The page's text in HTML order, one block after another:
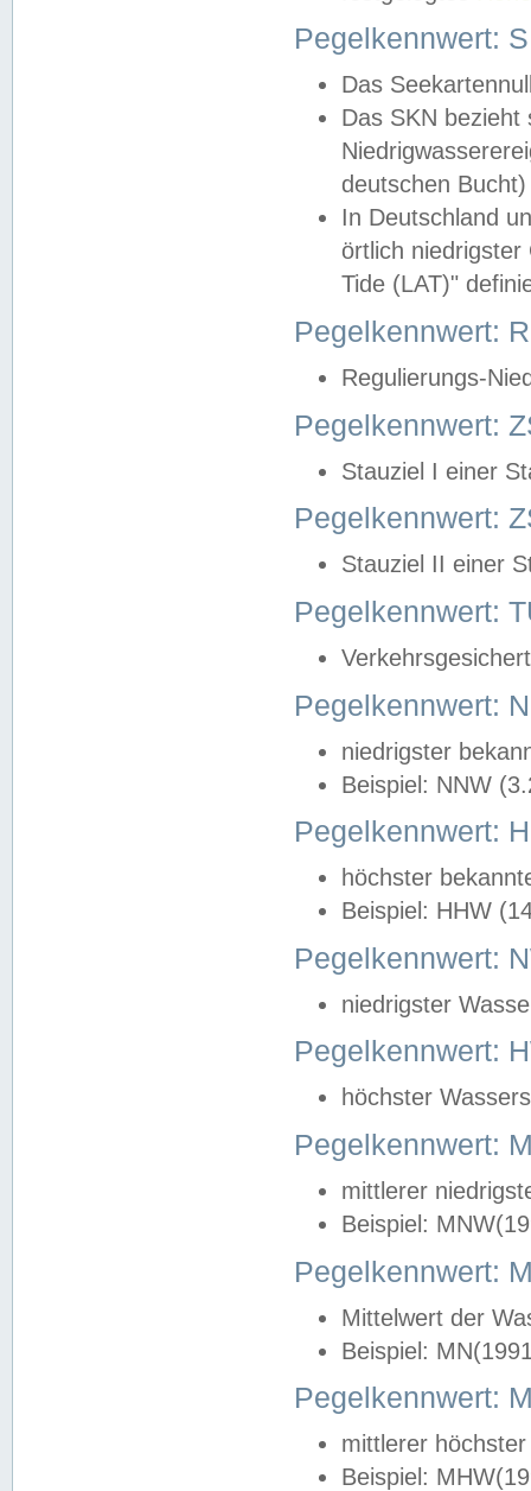
Pegelkennwert:
Das
Das SKN
deutschen
In Deutschland
örtlich
Tide (LAT)"
Pegelkennwert:
Regulierungs-
Pegelkennwert:
Stauziel I einer
Pegelkennwert:
Stauziel II einer
Pegelkennwert:
Pegelkennwert:
niedrigster
Beispiel: NNW
Pegelkennwert:
höchster
Beispiel: HHW
Pegelkennwert:
niedrigster
Pegelkennwert:
höchster
Pegelkennwert:
mittlerer
Beispiel:
Pegelkennwert:
Mittelwert der
Beispiel:
Pegelkennwert:
mittlerer
Beispiel: